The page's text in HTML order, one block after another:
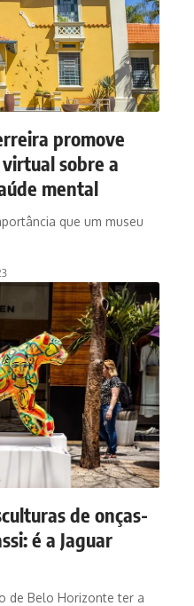
promove
sobre a
mental
que um museu
de onças-
é a Jaguar
de Belo Horizonte ter a